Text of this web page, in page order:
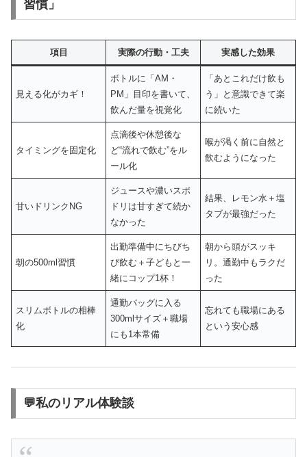
習慣」
項目 実際の行動・工夫 実感した効果
見える化がカギ！
ボトルに「AM・
PM」目印を書いて、
飲んだ量を視覚化
「あとこれだけ飲も
う」と意識できて楽
に続いた
タイミングを固定化
点滴後や休憩後な
ど“流れで飲む”をル
ール化
喉が渇く前に自然と
飲むようになった
甘いドリンクNG
ジュースや濃いスポ
ドリは甘すぎて続か
なかった
結果、レモン水＋塩
タブが最強だった
朝の500ml習慣
出勤準備中にちびち
び飲む＋子どもと一
緒にコップ1杯！
朝から頭がスッキ
リ。通勤中もラクだ
った
スリムボトルの相棒
化
通勤バッグに入る
300mlサイズ＋職場
にも1本常備
忘れても職場にある
という安心感
💬私のリアル体験談